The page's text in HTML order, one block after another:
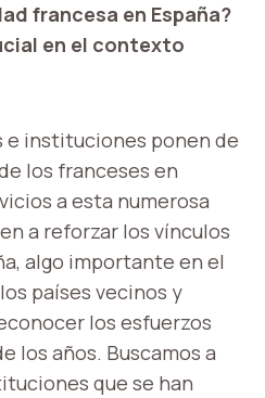
francesa en España?
en el contexto
e instituciones ponen de
los franceses en
a esta numerosa
a reforzar los vínculos
algo importante en el
países vecinos y
los esfuerzos
los años. Buscamos a
que se han